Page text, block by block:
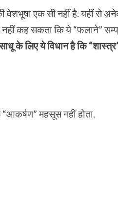
वेशभूषा एक सी नहीं है. यहीं से
कह सकता कि ये “फलाने”
के लिए ये विधान है कि
महसूस नहीं होता.